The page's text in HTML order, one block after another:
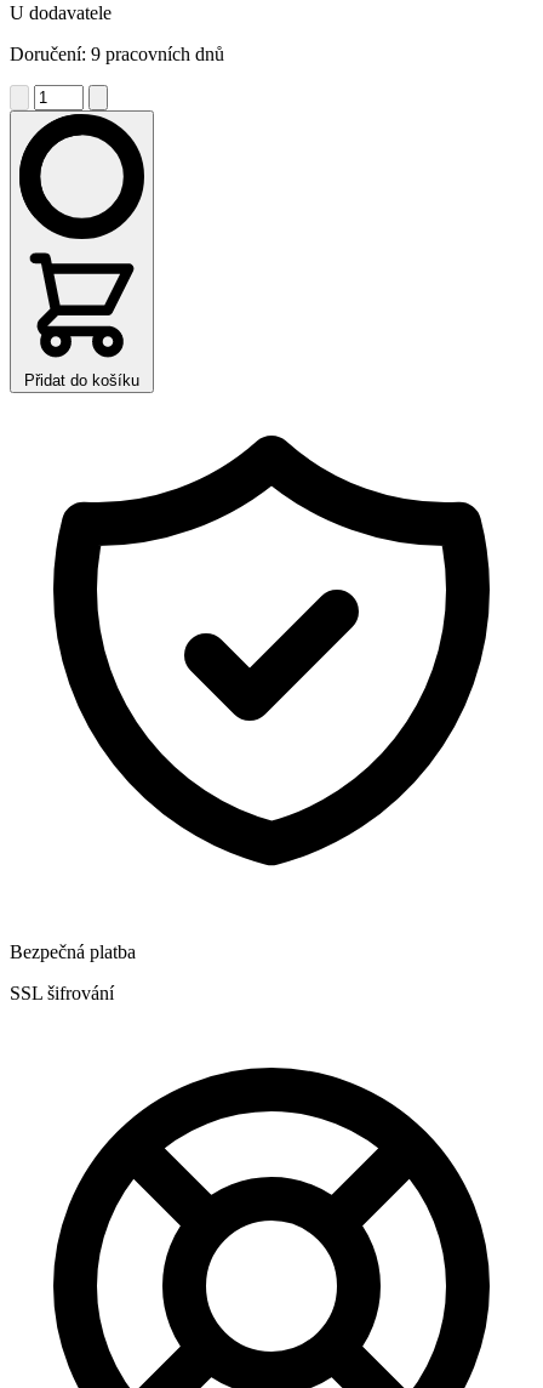
U dodavatele
Doručení: 9 pracovních dnů
Přidat do košíku
Bezpečná platba
SSL šifrování